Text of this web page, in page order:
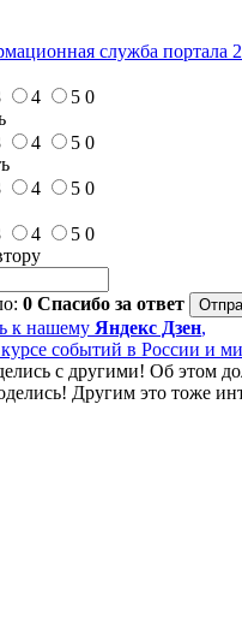
служба портала
4 5 0
4 5 0
4 5 0
4 5 0
0 Спасибо за ответ
к нашему Яндекс Дзен,
событий в России и
с другими! Об этом
Другим это тоже